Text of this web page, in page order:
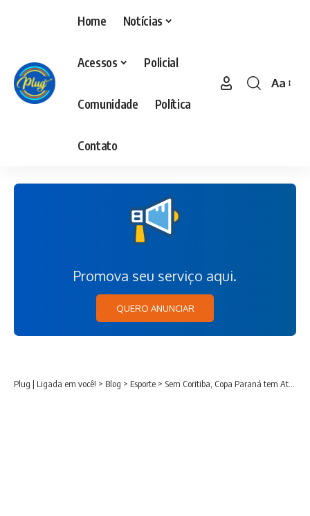
Home Notícias
Acessos Policial
Comunidade Política
Contato
Aa
Promova seu serviço aqui.
QUERO ANUNCIAR
Plug | Ligada em você! > Blog > Esporte > Sem Coritiba, Copa Paraná tem Athletico, Paraná Clube e nova fórmula